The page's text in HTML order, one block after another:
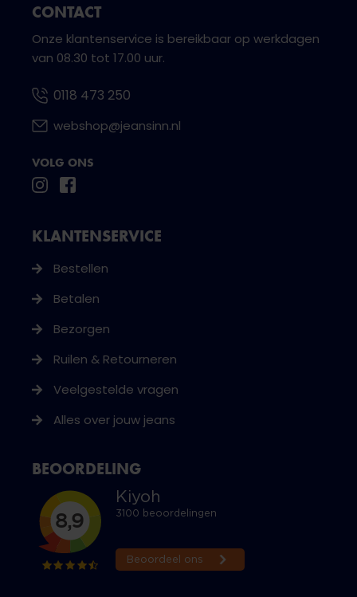
CONTACT
Onze klantenservice is bereikbaar op werkdagen
van 08.30 tot 17.00 uur.
0118 473 250
webshop@jeansinn.nl
VOLG ONS
KLANTENSERVICE
Bestellen
Betalen
Bezorgen
Ruilen & Retourneren
Veelgestelde vragen
Alles over jouw jeans
BEOORDELING